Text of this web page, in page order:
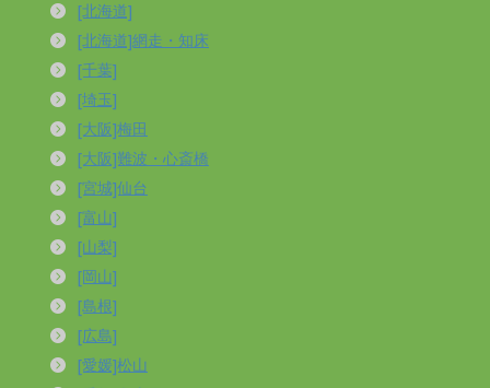
[北海道]
[北海道]網走・知床
[千葉]
[埼玉]
[大阪]梅田
[大阪]難波・心斎橋
[宮城]仙台
[富山]
[山梨]
[岡山]
[島根]
[広島]
[愛媛]松山